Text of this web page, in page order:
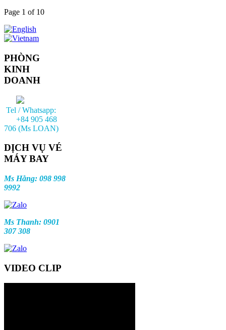
Page 1 of 10
PHÒNG
KINH
DOANH
Tel / Whatsapp:
+84 905 468
706 (Ms LOAN)
DỊCH VỤ VÉ
MÁY BAY
Ms Hằng: 098 998
9992
Ms Thanh: 0901
307 308
VIDEO CLIP